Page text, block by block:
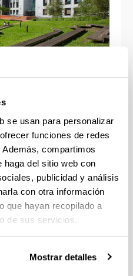
se usan para personalizar
funciones de redes
compartimos
haga del sitio web con
publicidad y análisis
con otra información
que hayan recopilado a
de sus servicios.
Mostrar detalles
en sesión del 19 de
KB)
PDF, 958,94KB)